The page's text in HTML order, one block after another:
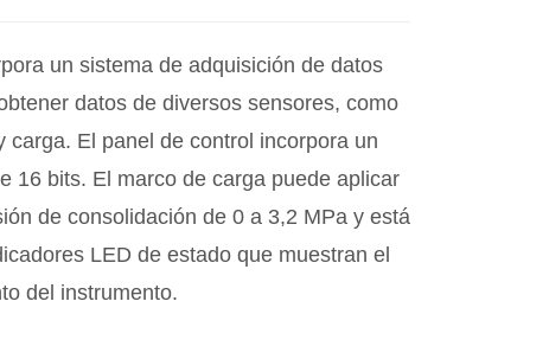
un sistema de adquisición de datos
datos de diversos sensores, como
carga. El panel de control incorpora un
16 bits. El marco de carga puede aplicar
de consolidación de 0 a 3,2 MPa y está
LED de estado que muestran el
del instrumento.